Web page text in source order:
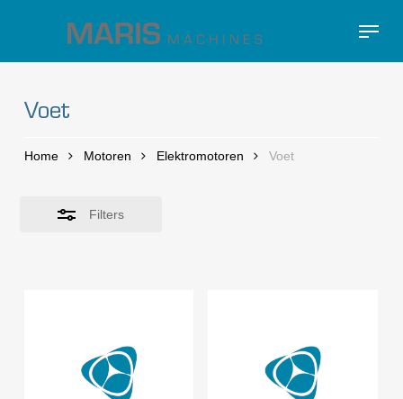
main
Menu
Voet
Home Motoren Elektromotoren Voet
Filters
Close
Filters
Close